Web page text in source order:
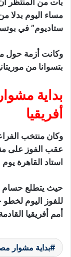
مساء اليوم بدلا
ستاديوم” في
وكانت أزمة حول
بتسوانا من
بداية
أفريقيا
وكان منتخب
عقب الفوز على
استاد القاهرة
حيث يتطلع حسام
للفوز اليوم
أمم أفريقيا
بداية مشوار